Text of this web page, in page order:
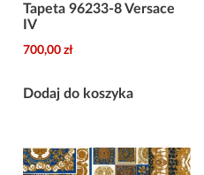
Tapeta 96233-8 Versace
IV
700,00 zł
Dodaj do koszyka